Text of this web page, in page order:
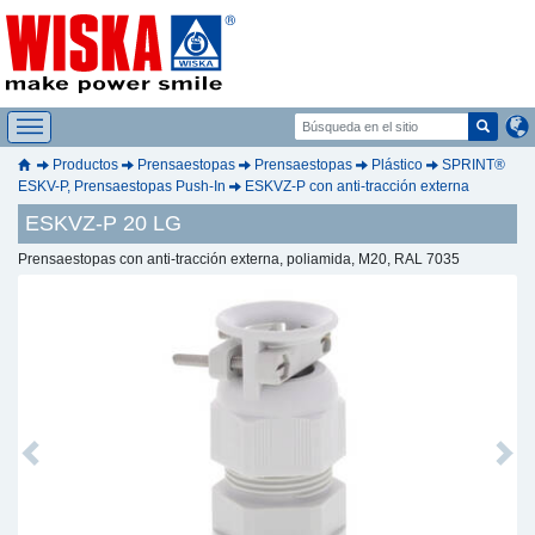
Productos Prensaestopas Prensaestopas Plástico
SPRINT®
ESKV-P, Prensaestopas Push-In
ESKVZ-P con anti-tracción externa
ESKVZ-P 20 LG
Prensaestopas con anti-tracción externa, poliamida, M20, RAL 7035
Previous Next